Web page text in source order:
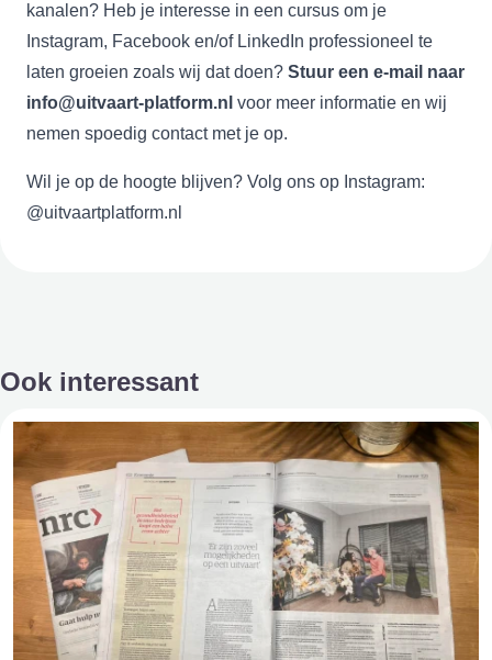
kanalen? Heb je interesse in een cursus om je
Instagram, Facebook en/of LinkedIn professioneel te
laten groeien zoals wij dat doen? Stuur een e-mail naar
info@uitvaart-platform.nl voor meer informatie en wij
nemen spoedig contact met je op.
Wil je op de hoogte blijven? Volg ons op Instagram:
@uitvaartplatform.nl
Ook interessant